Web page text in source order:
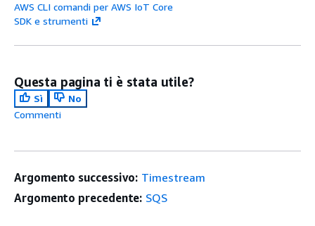
AWS CLI comandi per AWS IoT Core
SDK e strumenti
Questa pagina ti è stata utile?
Sì
No
Commenti
Argomento successivo: Timestream
Argomento precedente: SQS